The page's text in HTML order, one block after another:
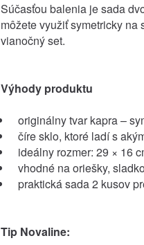
Súčasťou balenia je sada
môžete využiť symetricky
vianočný set.
Výhody produktu
originálny tvar kapra –
číre sklo, ktoré ladí s
ideálny rozmer: 29 × 16
vhodné na oriešky,
praktická sada 2 kusov
Tip Novaline: